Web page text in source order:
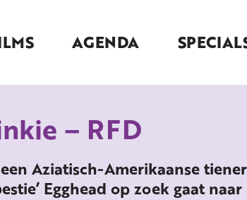
AGENDA
– RFD
Aziatisch-Amerikaanse
Egghead op zoek gaat